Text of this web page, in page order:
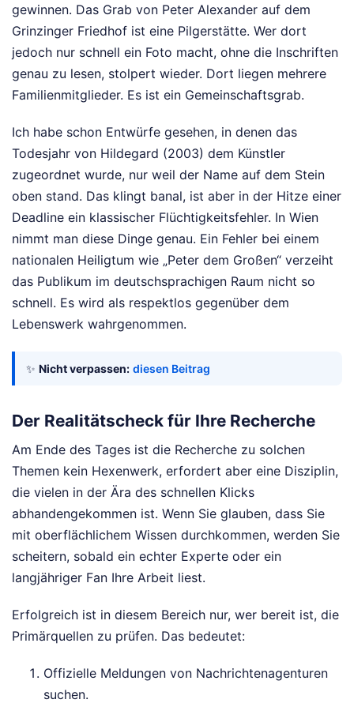
gewinnen. Das Grab von Peter Alexander auf dem
Grinzinger Friedhof ist eine Pilgerstätte. Wer dort
jedoch nur schnell ein Foto macht, ohne die Inschriften
genau zu lesen, stolpert wieder. Dort liegen mehrere
Familienmitglieder. Es ist ein Gemeinschaftsgrab.
Ich habe schon Entwürfe gesehen, in denen das
Todesjahr von Hildegard (2003) dem Künstler
zugeordnet wurde, nur weil der Name auf dem Stein
oben stand. Das klingt banal, ist aber in der Hitze einer
Deadline ein klassischer Flüchtigkeitsfehler. In Wien
nimmt man diese Dinge genau. Ein Fehler bei einem
nationalen Heiligtum wie „Peter dem Großen“ verzeiht
das Publikum im deutschsprachigen Raum nicht so
schnell. Es wird als respektlos gegenüber dem
Lebenswerk wahrgenommen.
✨ Nicht verpassen: diesen Beitrag
Der Realitätscheck für Ihre Recherche
Am Ende des Tages ist die Recherche zu solchen
Themen kein Hexenwerk, erfordert aber eine Disziplin,
die vielen in der Ära des schnellen Klicks
abhandengekommen ist. Wenn Sie glauben, dass Sie
mit oberflächlichem Wissen durchkommen, werden Sie
scheitern, sobald ein echter Experte oder ein
langjähriger Fan Ihre Arbeit liest.
Erfolgreich ist in diesem Bereich nur, wer bereit ist, die
Primärquellen zu prüfen. Das bedeutet:
Offizielle Meldungen von Nachrichtenagenturen
suchen.